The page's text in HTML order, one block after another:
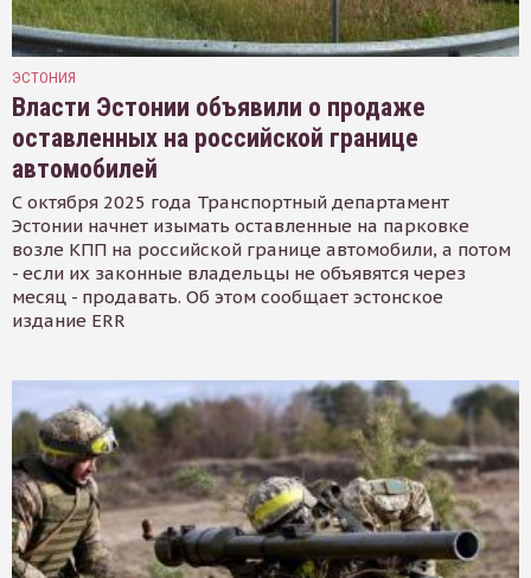
ЭСТОНИЯ
Власти Эстонии объявили о продаже
оставленных на российской границе
автомобилей
С октября 2025 года Транспортный департамент
Эстонии начнет изымать оставленные на парковке
возле КПП на российской границе автомобили, а потом
- если их законные владельцы не объявятся через
месяц - продавать. Об этом сообщает эстонское
издание ERR